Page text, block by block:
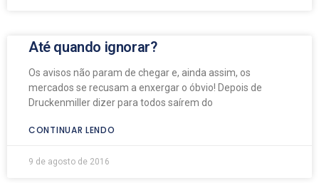
Até quando ignorar?
Os avisos não param de chegar e, ainda assim, os
mercados se recusam a enxergar o óbvio! Depois de
Druckenmiller dizer para todos saírem do
CONTINUAR LENDO
9 de agosto de 2016